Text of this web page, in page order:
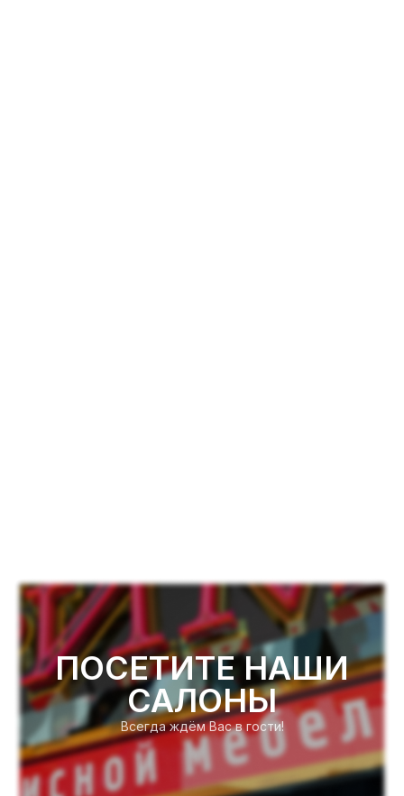
ПОСЕТИТЕ НАШИ
САЛОНЫ
Всегда ждём Вас в гости!